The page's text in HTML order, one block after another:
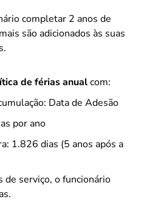
completar 2 anos de
são adicionados às suas
de férias anualcom:
Data de Adesão
por ano
1.826 dias (5 anos após a
de serviço, o funcionário